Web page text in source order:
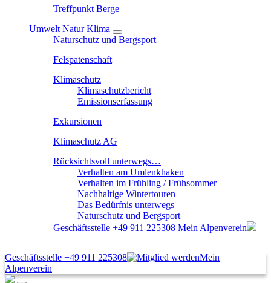
Treffpunkt Berge
Umwelt Natur Klima
Naturschutz und Bergsport
Felspatenschaft
Klimaschutz
Klimaschutzbericht
Emissionserfassung
Exkursionen
Klimaschutz AG
Rücksichtsvoll unterwegs…
Verhalten am Umlenkhaken
Verhalten im Frühling / Frühsommer
Nachhaltige Wintertouren
Das Bedürfnis unterwegs
Naturschutz und Bergsport
Geschäftsstelle +49 911 225308 Mein Alpenverein
Geschäftsstelle +49 911 225308
Mein
Alpenverein